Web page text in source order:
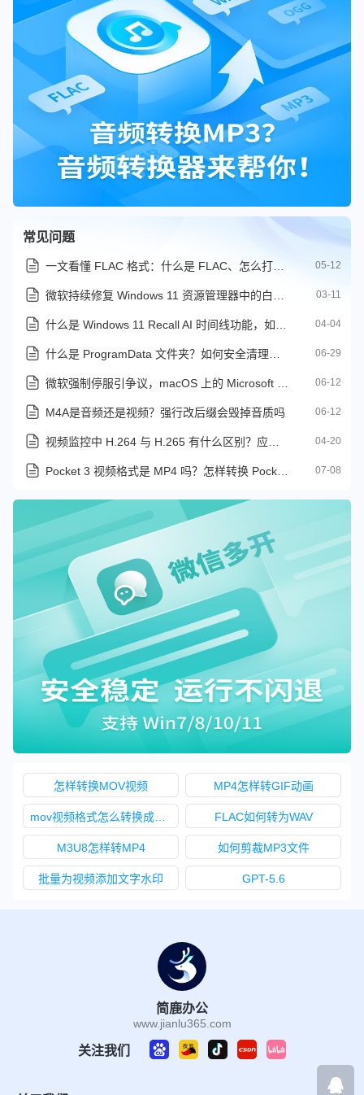
常见问题
05-12
03-11
04-04
06-29
06-12
M4A是音频还是视频？强行改后缀会毁掉音质吗 06-12
04-20
07-08
怎样转换MOV视频 MP4怎样转GIF动画
FLAC如何转为WAV
M3U8怎样转MP4 如何剪裁MP3文件
批量为视频添加文字水印 GPT-5.6
简鹿办公
www.jianlu365.com
关注我们